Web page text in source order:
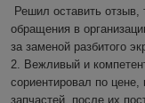
Решил оставить отзыв,
обращения в
за заменой разбитого
2. Вежливый и
сориентировал по цене,
запчастей, после их